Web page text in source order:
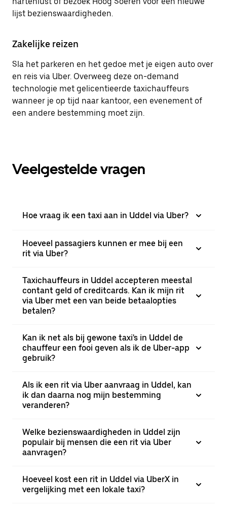
lijst bezienswaardigheden.
Zakelijke reizen
Sla het parkeren en het gedoe met je eigen auto over
en reis via Uber. Overweeg deze on-demand
technologie met gelicentieerde taxichauffeurs
wanneer je op tijd naar kantoor, een evenement of
een andere bestemming moet zijn.
Veelgestelde vragen
Hoe vraag ik een taxi aan in Uddel via Uber?
Hoeveel passagiers kunnen er mee bij een
rit via Uber?
Taxichauffeurs in Uddel accepteren meestal
contant geld of creditcards. Kan ik mijn rit
via Uber met een van beide betaalopties
betalen?
Kan ik net als bij gewone taxi's in Uddel de
chauffeur een fooi geven als ik de Uber-app
gebruik?
Als ik een rit via Uber aanvraag in Uddel, kan
ik dan daarna nog mijn bestemming
veranderen?
Welke bezienswaardigheden in Uddel zijn
populair bij mensen die een rit via Uber
aanvragen?
Hoeveel kost een rit in Uddel via UberX in
vergelijking met een lokale taxi?